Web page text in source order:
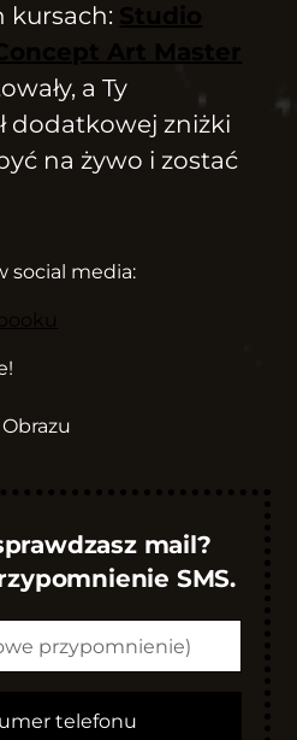
kursach:
Art Master
a Ty
dodatkowej zniżki
na żywo i zostać
social media:
mail?
SMS.